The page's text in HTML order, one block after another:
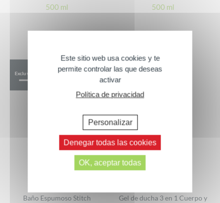
500 ml 500 ml
Baño Espumoso Stitch
Gel de ducha 3 en 1 Cuerpo y
Este sitio web usa cookies y te
permite controlar las que deseas
activar
Política de privacidad
Personalizar
Denegar todas las cookies
OK, aceptar todas